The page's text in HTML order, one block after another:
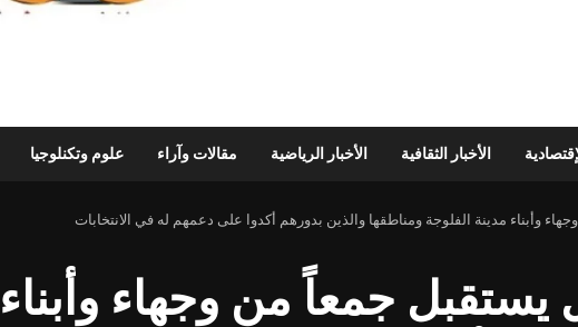
الأخبار الثقافية الأخبار الرياضية مقالات وآراء علوم وتكنلوجيا
وأبناء مدينة الفلوجة ومناطقها والذين بدورهم أكدوا على دعمهم له في الانتخابات
يستقبل جمعاً من وجهاء